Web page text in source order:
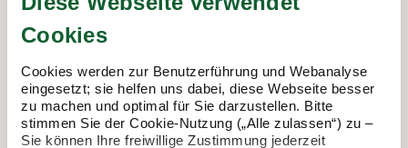
Cookies
Cookies werden zur Benutzerführung und Webanalyse
eingesetzt; sie helfen uns dabei, diese Webseite besser
zu machen und optimal für Sie darzustellen. Bitte
stimmen Sie der Cookie-Nutzung („Alle zulassen“) zu –
Sie können Ihre freiwillige Zustimmung jederzeit
In 3 Schritten zur Steuererklärung.
So funktioniert's: